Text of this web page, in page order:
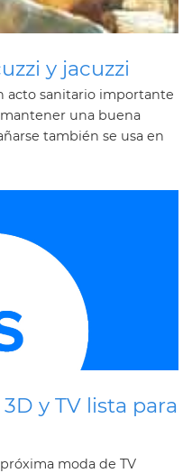
y jacuzzi
acto sanitario importante
una buena
también se usa en
y TV lista para
próxima moda de TV